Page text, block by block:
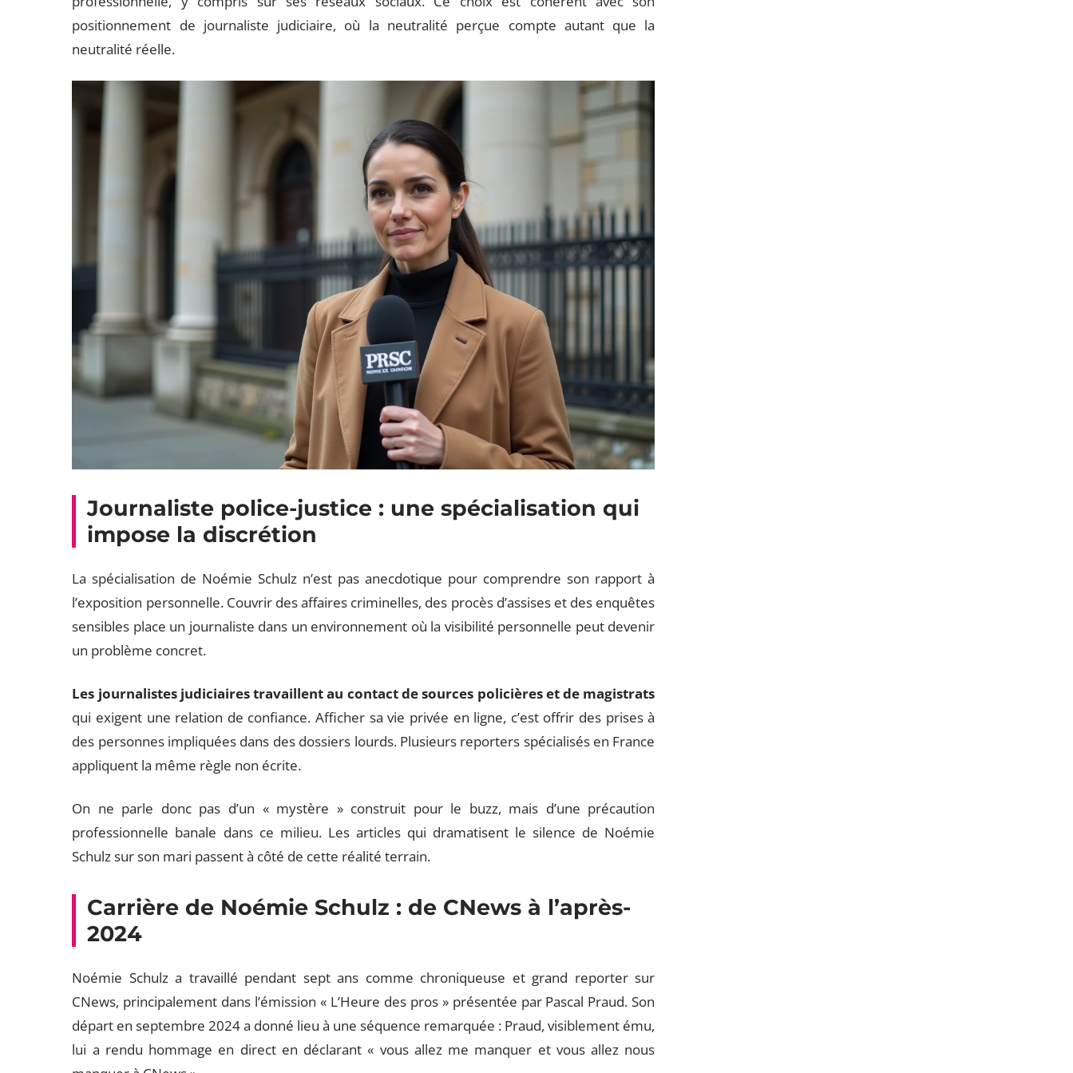
positionnement de journaliste judiciaire, où la neutralité perçue compte autant que la
neutralité réelle.
Journaliste police-justice : une spécialisation qui
impose la discrétion
La spécialisation de Noémie Schulz n’est pas anecdotique pour comprendre son rapport à
l’exposition personnelle. Couvrir des affaires criminelles, des procès d’assises et des enquêtes
sensibles place un journaliste dans un environnement où la visibilité personnelle peut devenir
un problème concret.
Les journalistes judiciaires travaillent au contact de sources policières et de magistrats
qui exigent une relation de confiance. Afficher sa vie privée en ligne, c’est offrir des prises à
des personnes impliquées dans des dossiers lourds. Plusieurs reporters spécialisés en France
appliquent la même règle non écrite.
On ne parle donc pas d’un « mystère » construit pour le buzz, mais d’une précaution
professionnelle banale dans ce milieu. Les articles qui dramatisent le silence de Noémie
Schulz sur son mari passent à côté de cette réalité terrain.
Carrière de Noémie Schulz : de CNews à l’après-
2024
Noémie Schulz a travaillé pendant sept ans comme chroniqueuse et grand reporter sur
CNews, principalement dans l’émission « L’Heure des pros » présentée par Pascal Praud. Son
départ en septembre 2024 a donné lieu à une séquence remarquée : Praud, visiblement ému,
lui a rendu hommage en direct en déclarant « vous allez me manquer et vous allez nous